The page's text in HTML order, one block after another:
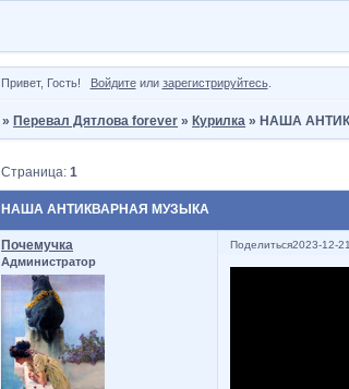
Привет, Гость! Войдитеили зарегистрируйтесь.
»Перевал Дятлова forever »Курилка »НАША
НАША АНТИКВАРНАЯ МУЗЫКА
Страница:1
Поделиться2023-12-
Почемучка
Администратор